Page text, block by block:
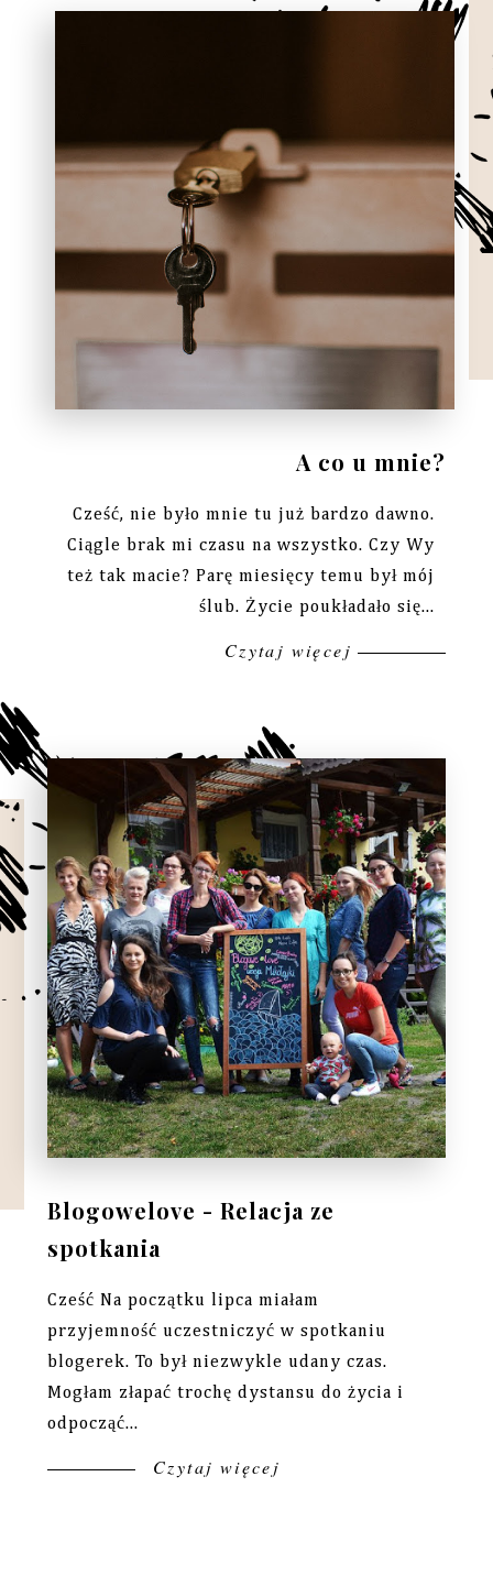
A co u mnie?
Cześć, nie było mnie tu już bardzo dawno.
Ciągle brak mi czasu na wszystko. Czy Wy
też tak macie? Parę miesięcy temu był mój
ślub. Życie poukładało się...
Czytaj więcej
Blogowelove - Relacja ze
spotkania
Cześć Na początku lipca miałam
przyjemność uczestniczyć w spotkaniu
blogerek. To był niezwykle udany czas.
Mogłam złapać trochę dystansu do życia i
odpocząć...
Czytaj więcej